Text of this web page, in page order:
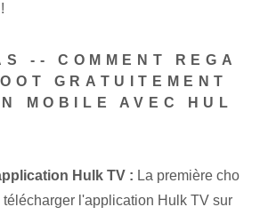
-- COMMENT REGA
GRATUITEMENT
MOBILE AVEC HUL
Hulk TV : La première cho
télécharger l'application Hulk TV sur